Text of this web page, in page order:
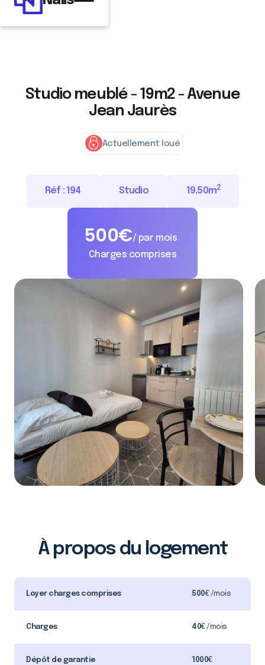
Studio meublé - 19m2 - Avenue
Jean Jaurès
Actuellement loué
Réf : 194 Studio 19,50m2
500€/ par mois
Charges comprises
À propos du logement
Loyer charges comprises 500€ /mois
Charges 40€ /mois
Dépôt de garantie 1000€